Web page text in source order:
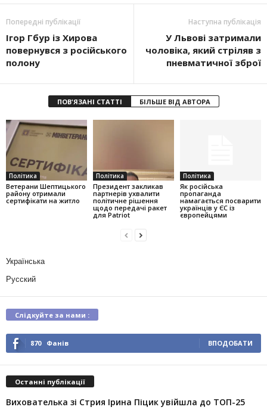
Попередні публікації
Ігор Гбур із Хирова
повернувся з російського
полону
Наступна публікація
У Львові затримали
чоловіка, який стріляв з
пневматичної зброї
ПОВ'ЯЗАНІ СТАТТІ БІЛЬШЕ ВІД АВТОРА
Політика
Ветерани Шептицького
району отримали
сертифікати на житло
Політика
Президент закликав
партнерів ухвалити
політичне рішення
щодо передачі ракет
для Patriot
Політика
Як російська
пропаганда
намагається посварити
українців у ЄС із
європейцями
Українська
Русский
Слідкуйте за нами :
870 Фанів ВПОДОБАТИ
Останні публікації
Вихователька зі Стрия Ірина Піцик увійшла до ТОП-25